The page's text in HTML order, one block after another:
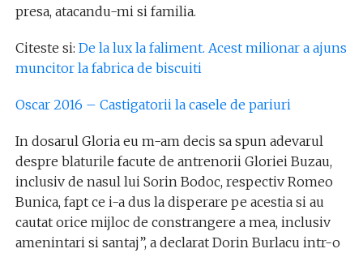
presa, atacandu-mi si familia.
Citeste si: De la lux la faliment. Acest milionar a ajuns
muncitor la fabrica de biscuiti
Oscar 2016 – Castigatorii la casele de pariuri
In dosarul Gloria eu m-am decis sa spun adevarul
despre blaturile facute de antrenorii Gloriei Buzau,
inclusiv de nasul lui Sorin Bodoc, respectiv Romeo
Bunica, fapt ce i-a dus la disperare pe acestia si au
cautat orice mijloc de constrangere a mea, inclusiv
amenintari si santaj”, a declarat Dorin Burlacu intr-o